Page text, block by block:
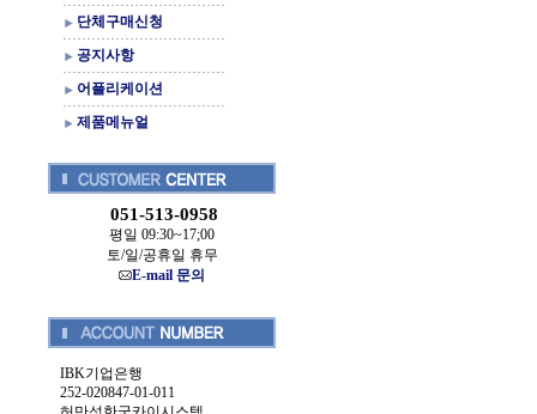
단체구매신청
공지사항
어플리케이션
제품메뉴얼
051-513-0958
평일 09:30~17;00
토/일/공휴일 휴무
E-mail 문의
IBK기업은행
252-020847-01-011